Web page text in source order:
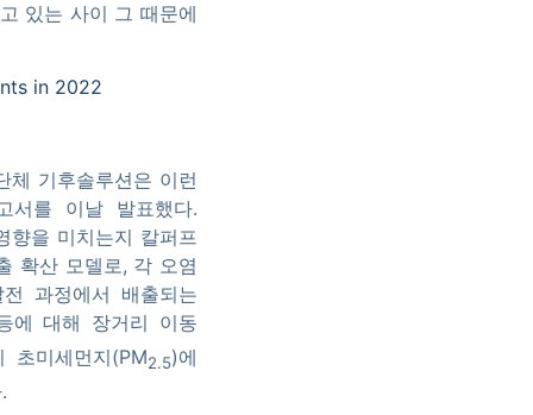
있는 사이 그 때문에
체 기후솔루션은 이런
서를 이날 발표했다.
향을 미치는지 칼퍼프
확산 모델로, 각 오염
과정에서 배출되는
에 대해 장거리 이동
초미세먼지(PM2.5)에